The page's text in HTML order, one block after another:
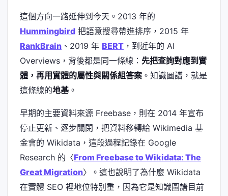
這個方向一路延伸到今天。2013 年的
Hummingbird 把語意搜尋帶進排序，2015 年
RankBrain 、2019 年 BERT ，到近年的 AI
Overviews，背後都是同一條線： 先把查詢對應到實
體，再用實體的屬性與關係組答案 。知識圖譜，就是
這條線的地基。
早期的主要資料來源 Freebase，則在 2014 年宣布
停止更新、逐步關閉，把資料移轉給 Wikimedia 基
金會的 Wikidata，這段過程記錄在 Google
Research 的〈From Freebase to Wikidata: The
Great Migration〉。這也說明了為什麼 Wikidata
在實體 SEO 裡地位特別重，因為它是知識圖譜目前